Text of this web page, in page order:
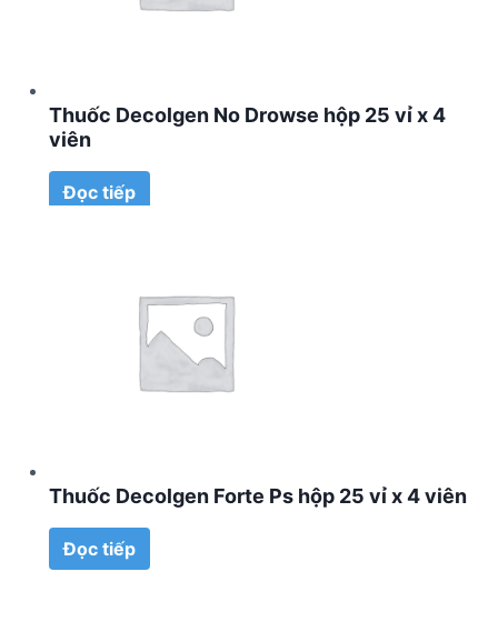
Thuốc Decolgen No Drowse hộp 25 vỉ x 4
viên
Đọc tiếp
Thuốc Decolgen Forte Ps hộp 25 vỉ x 4 viên
Đọc tiếp